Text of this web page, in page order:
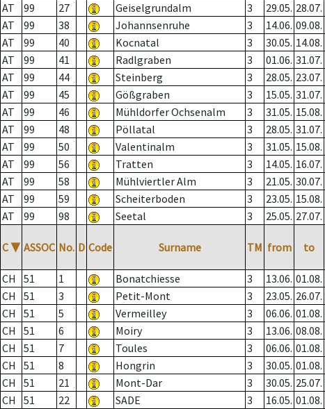
AT
99 27 Geiselgrundalm 3 29.05. 28.07.
AT
99 38 Johannsenruhe 3 14.06. 09.08.
AT
99 40 Kocnatal 3 30.05. 14.08.
AT
99 41 Radlgraben 3 01.06. 31.07.
AT
99 44 Steinberg 3 28.05. 23.07.
AT
99 45 Gößgraben 3 15.05. 31.07.
AT
99 46 Mühldorfer Ochsenalm 3 31.05. 15.08.
AT
99 48 Pöllatal 3 28.05. 31.07.
AT
99 50 Valentinalm 3 31.05. 15.08.
AT
99 56 Tratten 3 14.05. 16.07.
AT
99 58 Mühlviertler Alm 3 21.05. 30.07.
AT
99 59 Scheiterboden 3 23.05. 15.08.
AT
99 98 Seetal 3 25.05. 27.07.
C ▼ ASSOC No. D Code Surname TM from to
CH
51 1 Bonatchiesse 3 13.06. 01.08.
CH
51 3 Petit-Mont 3 23.05. 26.07.
CH
51 5 Vermeilley 3 06.06. 01.08.
CH
51 6 Moiry 3 13.06. 08.08.
CH
51 7 Toules 3 06.06. 01.08.
CH
51 8 Hongrin 3 30.05. 01.08.
CH
51 21 Mont-Dar 3 30.05. 25.07.
CH
51 22 SADE 3 16.05. 01.08.